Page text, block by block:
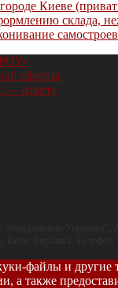
Киеве
склада,
оферты
— ответ»
файлы и другие
а также